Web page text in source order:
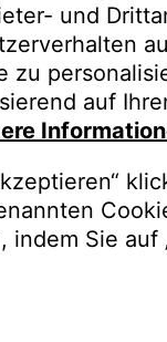
und
zu
auf
Sie auf